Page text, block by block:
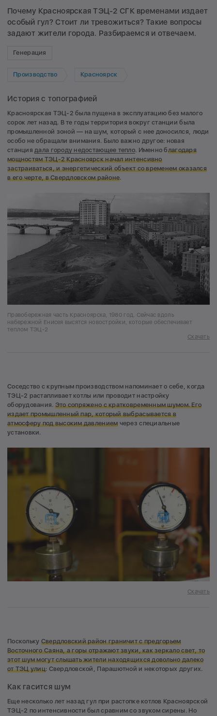
Почему Красноярская ТЭЦ-2 СГК временами издает
особый гул? Стоит ли тревожиться? Такие вопросы
задают жители города. Разбираемся и отвечаем.
Генерация
Производство Красноярск
История с топографией
Красноярская ТЭЦ-2 была пущена в эксплуатацию без малого
сорок лет назад. В те годы территория вокруг станции была
промышленной зоной — на шум, который с нее доносился, люди
особо не обращали внимания. Было важно другое: новая
станция дала городу недостающее тепло. Именно благодаря
мощностям ТЭЦ-2 Красноярск начал интенсивно
застраиваться, и энергетический объект со временем оказался
в его черте, в Свердловском районе.
Правобережная часть Красноярска, 1980 год. Сейчас вдоль
набережной Енисея высятся новостройки, которые обеспечивает
теплом ТЭЦ-2
Скачать
Соседство с крупным производством напоминает о себе, когда
ТЭЦ-2 растапливает котлы или проводит настройку
оборудования. Это сопряжено с кратковременным шумом. Его
издает промышленный пар, который выбрасывается в
атмосферу под высоким давлением через специальные
установки.
Скачать
Поскольку Свердловский район граничит с предгорьем
Восточного Саяна, а горы отражают звуки, как зеркало свет, то
этот шум могут слышать жители находящихся довольно далеко
от ТЭЦ улиц: Свердловской, Парашютной и некоторых других.
Как гасится шум
Еще несколько лет назад гул при растопке котлов Красноярской
ТЭЦ-2 по интенсивности был сравним со звуком сирены. Но